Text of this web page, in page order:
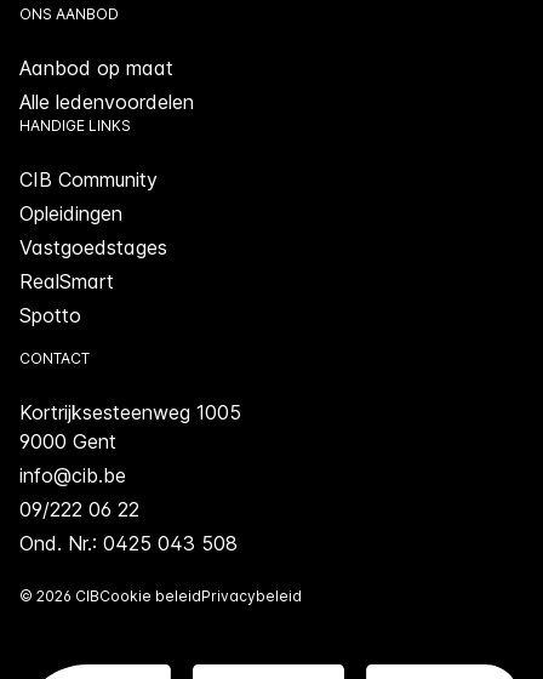
ONS AANBOD
Aanbod op maat
Alle ledenvoordelen
HANDIGE LINKS
CIB Community
Opleidingen
Vastgoedstages
RealSmart
Spotto
CONTACT
Kortrijksesteenweg 1005
9000 Gent
info@cib.be
09/222 06 22
Ond. Nr.: 0425 043 508
© 2026 CIBCookie beleidPrivacybeleid